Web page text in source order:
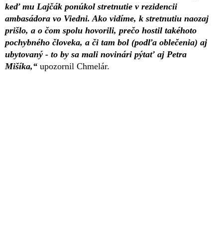
keď mu Lajčák ponúkol stretnutie v rezidencii
ambasádora vo Viedni. Ako vidíme, k stretnutiu naozaj
prišlo, a o čom spolu hovorili, prečo hostil takéhoto
pochybného človeka, a či tam bol (podľa oblečenia) aj
ubytovaný - to by sa mali novinári pýtať aj Petra
Mišíka,“ upozornil Chmelár.